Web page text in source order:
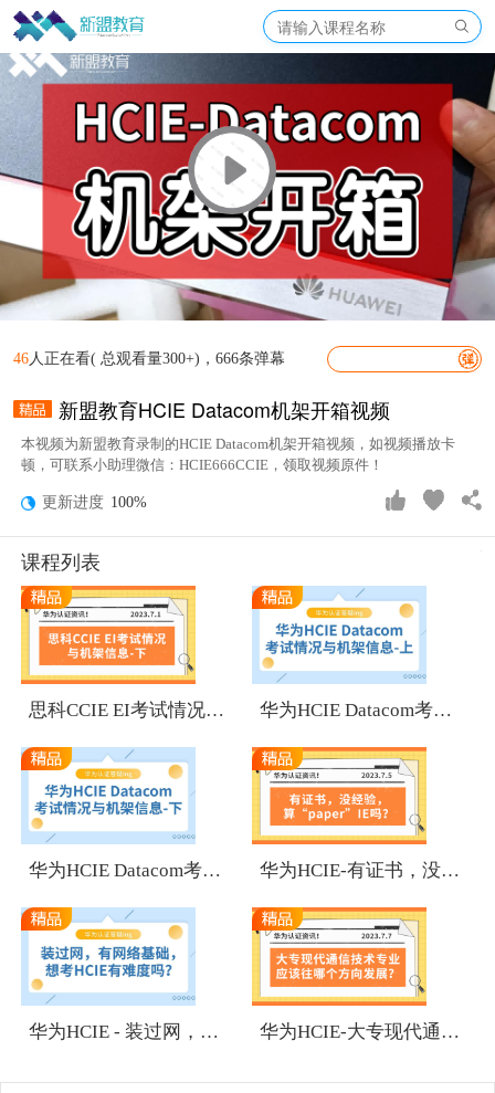
46人正在看( 总观看量300+)，666条弹幕
新盟教育HCIE Datacom机架开箱视频
本视频为新盟教育录制的HCIE Datacom机架开箱视频，如视频播放卡
顿，可联系小助理微信：HCIE666CCIE，领取视频原件！
更新进度 100%
课程列表
思科CCIE EI考试情况与机架信息-下 华为HCIE Datacom考试情况与机架信息-上
华为HCIE Datacom考试情况与机架信息-下 华为HCIE-有证书，没经验，算“paper”IE吗？
华为HCIE - 装过网，有网络基础，想考HCIE有难度吗？ 华为HCIE-大专现代通信技术专业应该往哪个方向发展？